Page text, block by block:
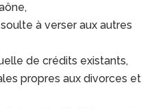
à verser aux autres
de crédits existants,
propres aux divorces et